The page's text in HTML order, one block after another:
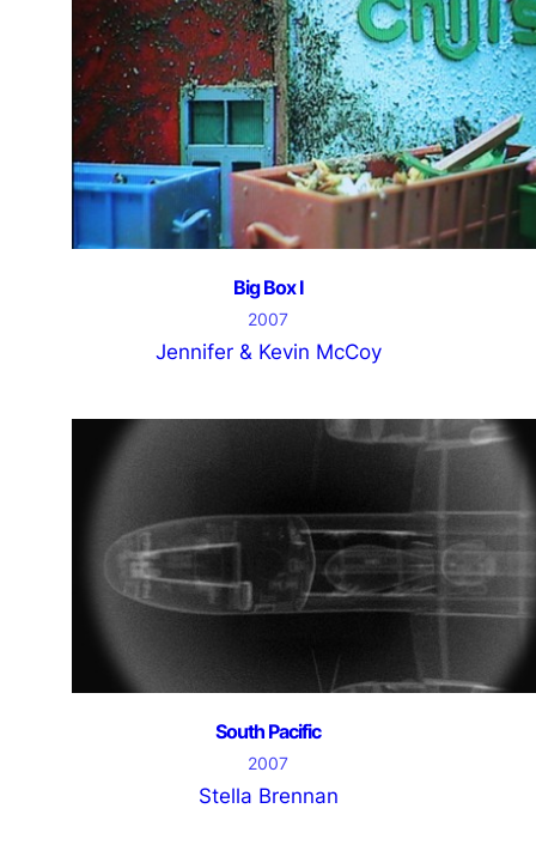
Big Box I
2007
Jennifer & Kevin McCoy
South Pacific
2007
Stella Brennan